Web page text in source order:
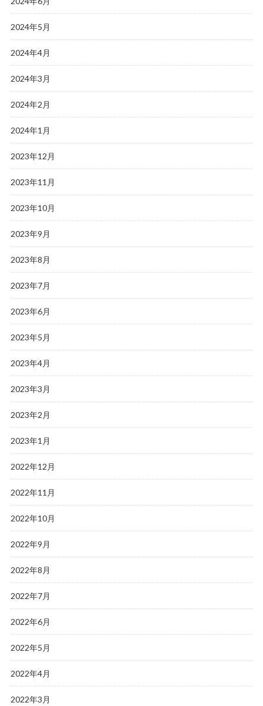
2024年5月
2024年4月
2024年3月
2024年2月
2024年1月
2023年12月
2023年11月
2023年10月
2023年9月
2023年8月
2023年7月
2023年6月
2023年5月
2023年4月
2023年3月
2023年2月
2023年1月
2022年12月
2022年11月
2022年10月
2022年9月
2022年8月
2022年7月
2022年6月
2022年5月
2022年4月
2022年3月